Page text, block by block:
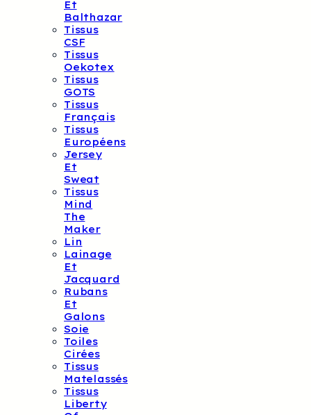
Et
Balthazar
Tissus
CSF
Tissus
Oekotex
Tissus
GOTS
Tissus
Français
Tissus
Européens
Jersey
Et
Sweat
Tissus
Mind
The
Maker
Lin
Lainage
Et
Jacquard
Rubans
Et
Galons
Soie
Toiles
Cirées
Tissus
Matelassés
Tissus
Liberty